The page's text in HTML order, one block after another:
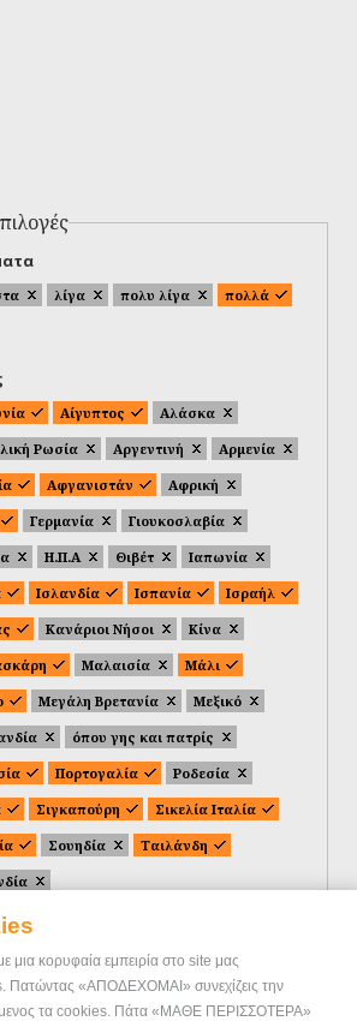
μια κορυφαία εμπειρία στο site μας
Πατώντας «ΑΠΟΔΕΧΟΜΑΙ» συνεχίζεις την
τα cookies. Πάτα «ΜΑΘΕ ΠΕΡΙΣΣΟΤΕΡΑ»
λίγα πολυ λίγα
πολλά
Αίγυπτος
Αλάσκα
Ρωσία Αργεντινή
Αρμενία
Αφγανιστάν
Αφρική
Γερμανία
Γιουκοσλαβία
Η.Π.Α Θιβέτ
Ιαπωνία
Ισλανδία Ισπανία
Ισραήλ
Κανάριοι Νήσοι
Κίνα
Μαλαισία
Μάλι
Μεγάλη Βρετανία
Μεξικό
όπου γης και πατρίς
Πορτογαλία
Ροδεσία
Σιγκαπούρη
Σικελία Ιταλία
Σουηδία
Ταιλάνδη